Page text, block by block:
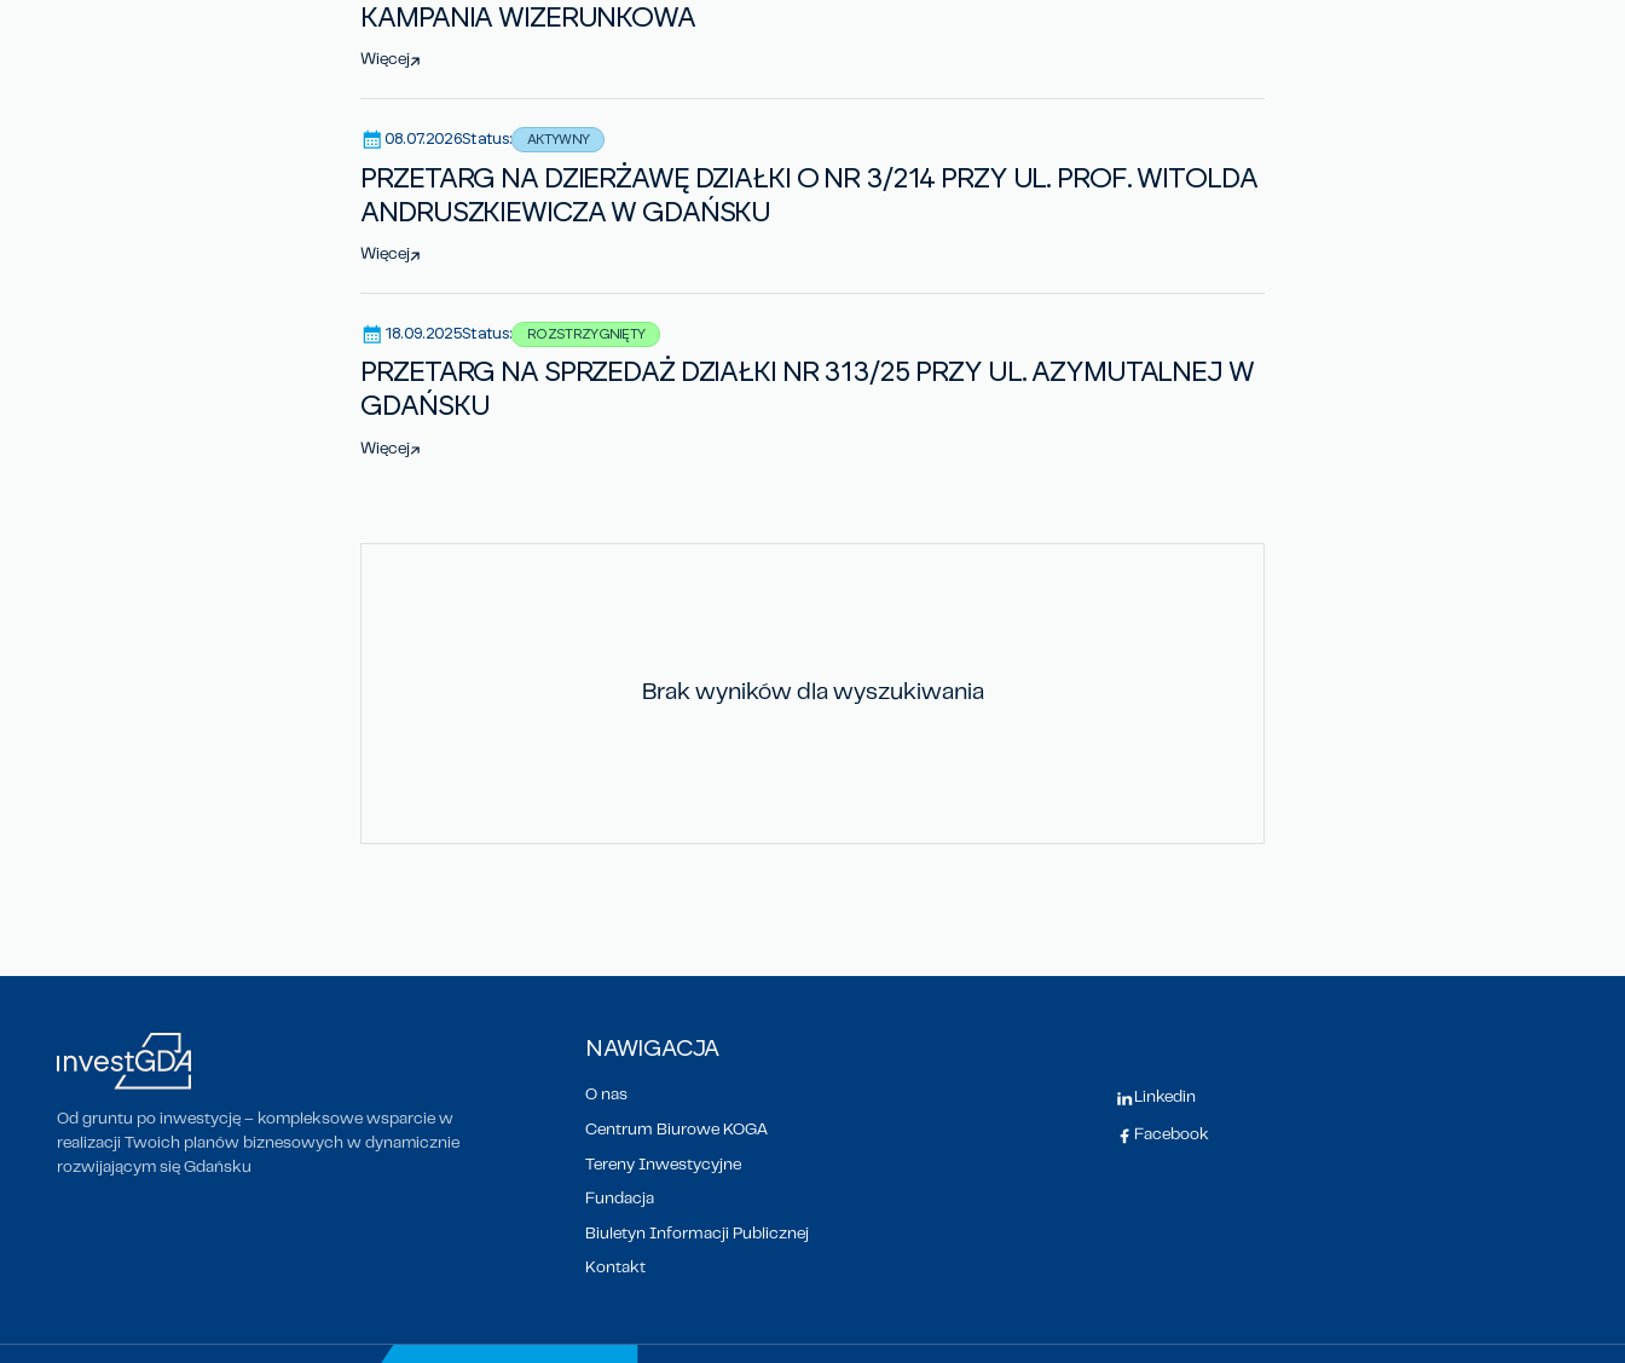
KAMPANIA WIZERUNKOWA
Więcej
08.07.2026Status: AKTYWNY
PRZETARG NA DZIERŻAWĘ DZIAŁKI O NR 3/214 PRZY UL. PROF. WITOLDA
ANDRUSZKIEWICZA W GDAŃSKU
Więcej
18.09.2025Status: ROZSTRZYGNIĘTY
PRZETARG NA SPRZEDAŻ DZIAŁKI NR 313/25 PRZY UL. AZYMUTALNEJ W
GDAŃSKU
Więcej
Brak wyników dla wyszukiwania
Od gruntu po inwestycję – kompleksowe wsparcie w
realizacji Twoich planów biznesowych w dynamicznie
rozwijającym się Gdańsku
NAWIGACJA
O nas
Centrum Biurowe KOGA
Tereny Inwestycyjne
Fundacja
Biuletyn Informacji Publicznej
Kontakt
Linkedin
Facebook